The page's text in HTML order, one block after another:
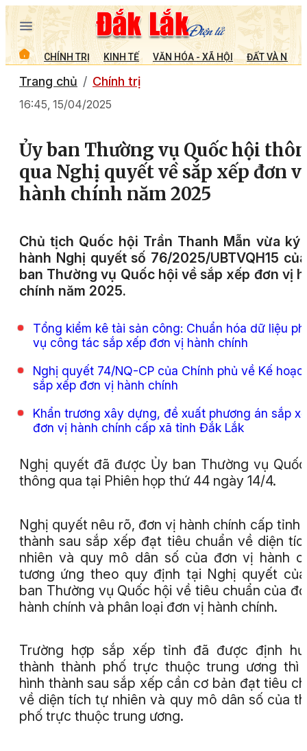
CHÍNH TRỊ KINH TẾ VĂN HÓA - XÃ HỘI ĐẤT VÀ
Trang chủ Chính trị
16:45, 15/04/2025
Ủy ban Thường vụ Quốc hội
qua Nghị quyết về sắp xếp đơn vị
hành chính năm 2025
Chủ tịch Quốc hội Trần Thanh Mẫn vừa ký
hành Nghị quyết số 76/2025/UBTVQH15
ban Thường vụ Quốc hội về sắp xếp đơn vị
chính năm 2025.
Tổng kiểm kê tài sản công: Chuẩn hóa dữ liệu
vụ công tác sắp xếp đơn vị hành chính
Nghị quyết 74/NQ-CP của Chính phủ về Kế
sắp xếp đơn vị hành chính
Khẩn trương xây dựng, đề xuất phương án sắp
đơn vị hành chính cấp xã tỉnh Đắk Lắk
Nghị quyết đã được Ủy ban Thường vụ
thông qua tại Phiên họp thứ 44 ngày 14/4.
Nghị quyết nêu rõ, đơn vị hành chính cấp tỉnh
thành sau sắp xếp đạt tiêu chuẩn về diện
nhiên và quy mô dân số của đơn vị hành
tương ứng theo quy định tại Nghị quyết
ban Thường vụ Quốc hội về tiêu chuẩn của
hành chính và phân loại đơn vị hành chính.
Trường hợp sắp xếp tỉnh đã được định
thành thành phố trực thuộc trung ương thì
hình thành sau sắp xếp cần cơ bản đạt tiêu
về diện tích tự nhiên và quy mô dân số của
phố trực thuộc trung ương.